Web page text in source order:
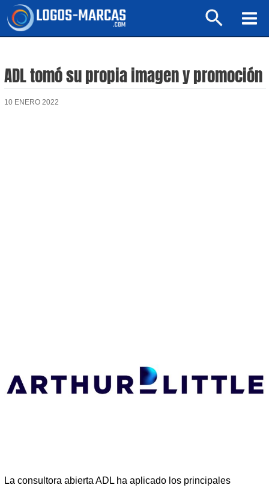
Buscar
ADL tomó su propia imagen y promoción
10 ENERO 2022
La consultora abierta ADL ha aplicado los principales